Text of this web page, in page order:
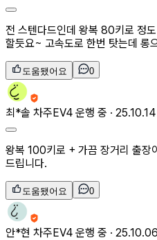
전 스텐다드인데 왕복 80키로 정
할듯요~ 고속도로 한번 탓는데 롱
도움됐어요 0
최*솔 차주EV4 운행 중 · 25.10.14
왕복 100키로 + 가끔 장거리 출장
드립니다.
도움됐어요 0
안*현 차주EV4 운행 중 · 25.10.06